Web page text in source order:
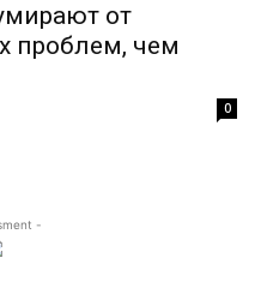
от
проблем, чем
0
-